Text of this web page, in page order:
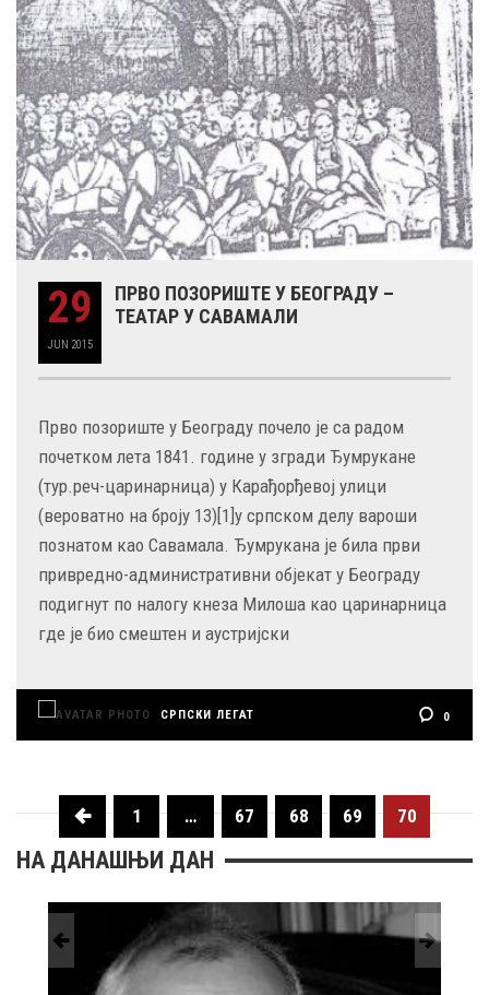
29
JUN 2015
ПРВО ПОЗОРИШТЕ У БЕОГРАДУ –
ТЕАТАР У САВАМАЛИ
Прво позориште у Београду почело је са радом
почетком лета 1841. године у згради Ђумрукане
(тур.реч-царинарница) у Карађорђевој улици
(вероватно на броју 13)[1]у српском делу вароши
познатом као Савамала. Ђумрукана је била први
привредно-административни објекат у Београду
подигнут по налогу кнеза Милоша као царинарница
где је био смештен и аустријски
СРПСКИ ЛЕГАТ 0
1 … 67 68 69 70
НА ДАНАШЊИ ДАН